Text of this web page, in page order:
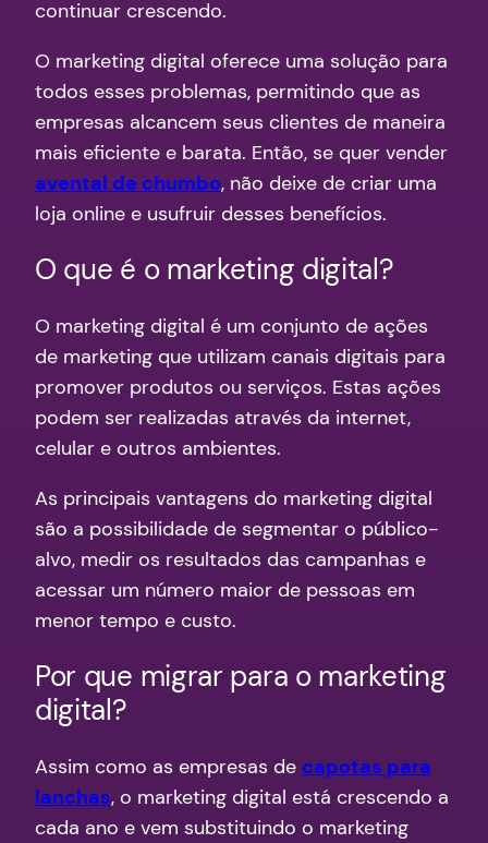
continuar crescendo.
O marketing digital oferece uma solução para
todos esses problemas, permitindo que as
empresas alcancem seus clientes de maneira
mais eficiente e barata. Então, se quer vender
avental de chumbo, não deixe de criar uma
loja online e usufruir desses benefícios.
O que é o marketing digital?
O marketing digital é um conjunto de ações
de marketing que utilizam canais digitais para
promover produtos ou serviços. Estas ações
podem ser realizadas através da internet,
celular e outros ambientes.
As principais vantagens do marketing digital
são a possibilidade de segmentar o público-
alvo, medir os resultados das campanhas e
acessar um número maior de pessoas em
menor tempo e custo.
Por que migrar para o marketing
digital?
Assim como as empresas de capotas para
lanchas, o marketing digital está crescendo a
cada ano e vem substituindo o marketing